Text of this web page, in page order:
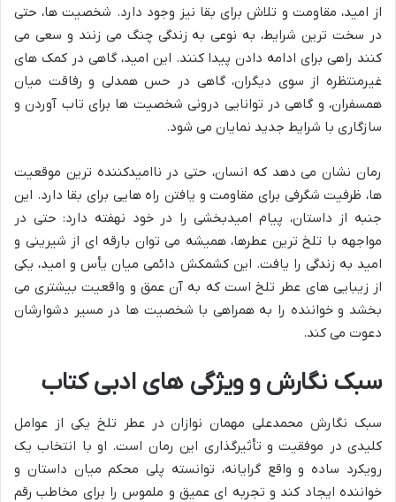
از امید، مقاومت و تلاش برای بقا نیز وجود دارد. شخصیت ها، حتی
در سخت ترین شرایط، به نوعی به زندگی چنگ می زنند و سعی می
کنند راهی برای ادامه دادن پیدا کنند. این امید، گاهی در کمک های
غیرمنتظره از سوی دیگران، گاهی در حس همدلی و رفاقت میان
همسفران، و گاهی در توانایی درونی شخصیت ها برای تاب آوردن و
سازگاری با شرایط جدید نمایان می شود.
رمان نشان می دهد که انسان، حتی در ناامیدکننده ترین موقعیت
ها، ظرفیت شگرفی برای مقاومت و یافتن راه هایی برای بقا دارد. این
جنبه از داستان، پیام امیدبخشی را در خود نهفته دارد: حتی در
مواجهه با تلخ ترین عطرها، همیشه می توان بارقه ای از شیرینی و
امید به زندگی را یافت. این کشمکش دائمی میان یأس و امید، یکی
از زیبایی های عطر تلخ است که به آن عمق و واقعیت بیشتری می
بخشد و خواننده را به همراهی با شخصیت ها در مسیر دشوارشان
دعوت می کند.
سبک نگارش و ویژگی های ادبی کتاب
سبک نگارش محمدعلی مهمان نوازان در عطر تلخ یکی از عوامل
کلیدی در موفقیت و تأثیرگذاری این رمان است. او با انتخاب یک
رویکرد ساده و واقع گرایانه، توانسته پلی محکم میان داستان و
خواننده ایجاد کند و تجربه ای عمیق و ملموس را برای مخاطب رقم